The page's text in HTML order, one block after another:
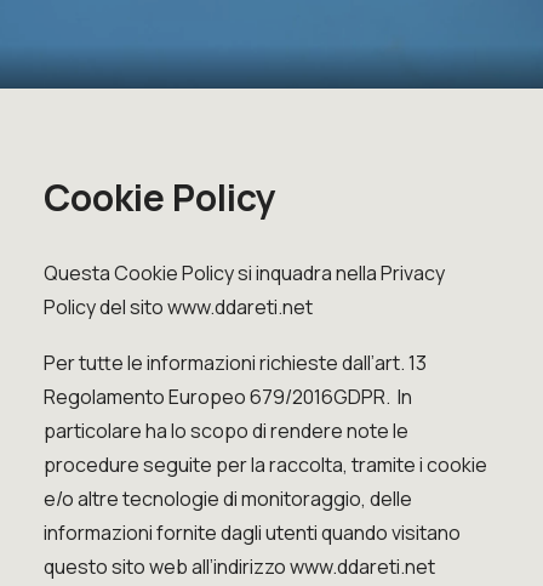
Cookie Policy
Questa Cookie Policy si inquadra nella Privacy
Policy del sitowww.ddareti.net
Per tutte le informazioni richieste dall’art. 13
Regolamento Europeo 679/2016GDPR. In
particolare ha lo scopo di rendere note le
procedure seguite per la raccolta, tramite i cookie
e/o altre tecnologie di monitoraggio, delle
informazioni fornite dagli utenti quando visitano
questo sito web all’indirizzowww.ddareti.net